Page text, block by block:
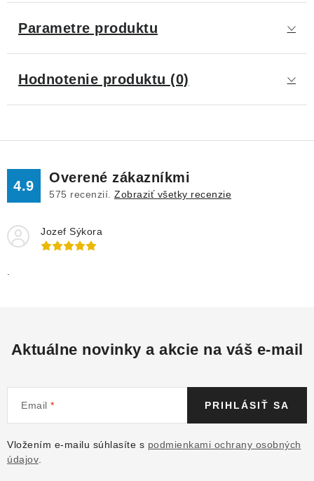
Parametre produktu
Hodnotenie produktu (0)
4.9
Overené zákazníkmi
575 recenzií. Zobraziť všetky recenzie
Jozef Sýkora
Aktuálne novinky a akcie na váš e-mail
Email
Vložením e-mailu súhlasíte s podmienkami ochrany osobných
údajov
PRIHLÁSIŤ SA